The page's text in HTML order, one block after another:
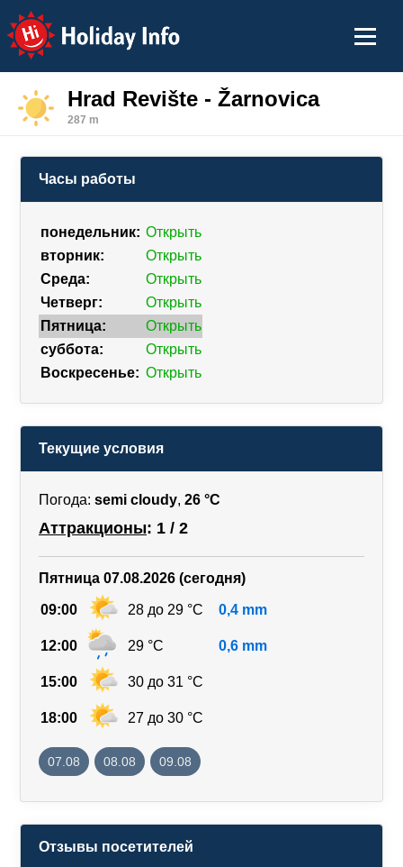
Holiday Info
Hrad Revište - Žarnovica
287 m
Часы работы
понедельник: Открыть
вторник:
Открыть
Среда:
Открыть
Четверг:
Открыть
Пятница:
Открыть
суббота:
Открыть
Воскресенье: Открыть
Текущие условия
Погода: semi cloudy, 26 °C
Аттракционы: 1 / 2
Пятница 07.08.2026 (сегодня)
09:00 28 до 29 °C 0,4 mm
12:00 29 °C 0,6 mm
15:00 30 до 31 °C
18:00 27 до 30 °C
07.08 08.08 09.08
Отзывы посетителей